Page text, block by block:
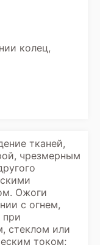
колец,
тканей,
чрезмерным
Ожоги
с огнем,
при
стеклом или
током;